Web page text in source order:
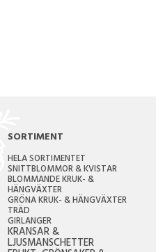
SORTIMENT
HELA SORTIMENTET
SNITTBLOMMOR & KVISTAR
BLOMMANDE KRUK- &
HÄNGVÄXTER
GRÖNA KRUK- & HÄNGVÄXTER
TRÄD
GIRLANGER
KRANSAR &
LJUSMANSCHETTER